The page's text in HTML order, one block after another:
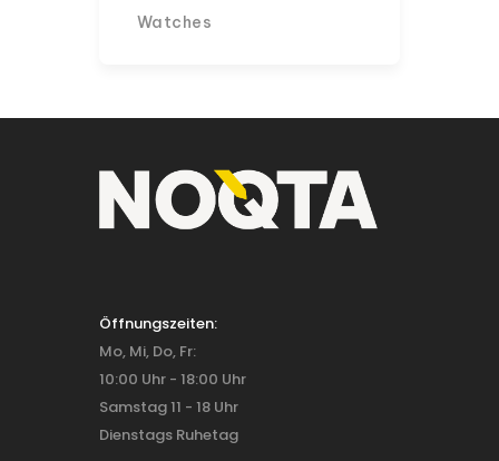
Watches
Öffnungszeiten:
Mo, Mi, Do, Fr:
10:00 Uhr - 18:00 Uhr
Samstag 11 - 18 Uhr
Dienstags Ruhetag